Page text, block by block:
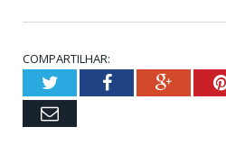
COMPARTILHAR:
TwitterFacebook
Email